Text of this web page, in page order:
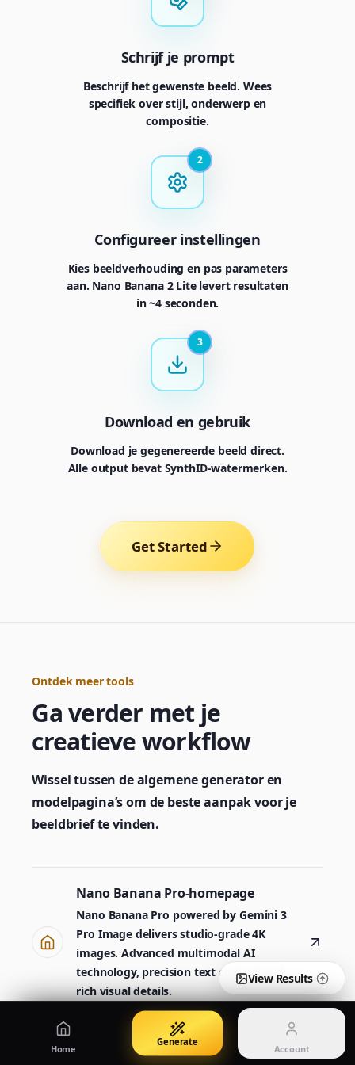
Schrijf je prompt
Beschrijf het gewenste beeld. Wees
specifiek over stijl, onderwerp en
compositie.
2
Configureer instellingen
Kies beeldverhouding en pas parameters
aan. Nano Banana 2 Lite levert resultaten
in ~4 seconden.
3
Download en gebruik
Download je gegenereerde beeld direct.
Alle output bevat SynthID-watermerken.
Get Started
Ontdek meer tools
Ga verder met je
creatieve workflow
Wissel tussen de algemene generator en
modelpagina’s om de beste aanpak voor je
beeldbrief te vinden.
Nano Banana Pro-homepage
Nano Banana Pro powered by Gemini 3
Pro Image delivers studio-grade 4K
images. Advanced multimodal AI
technology, precision text control, and
rich visual details.
Nano Banana Pro AI-
afbeeldingsgenerator
Generator
Create images from a prompt
Nano Banana 2
Edit with image references
Gemini 3.5 Flash Image-generator
Nano Banana 2 Lite
Generate quickly with Lite
Create polished visuals
Qwen Image 3.0
Maak of verfijn afbeeldingen met Qwen Image 3.0 Pro
Pricing
View plans and credits
Manage credits, billing, and your account
Login
Sign in to manage your account
Home
Generate
Account
View Results